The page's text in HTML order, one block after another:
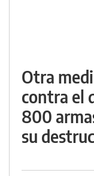
Otra
contra el
800
su